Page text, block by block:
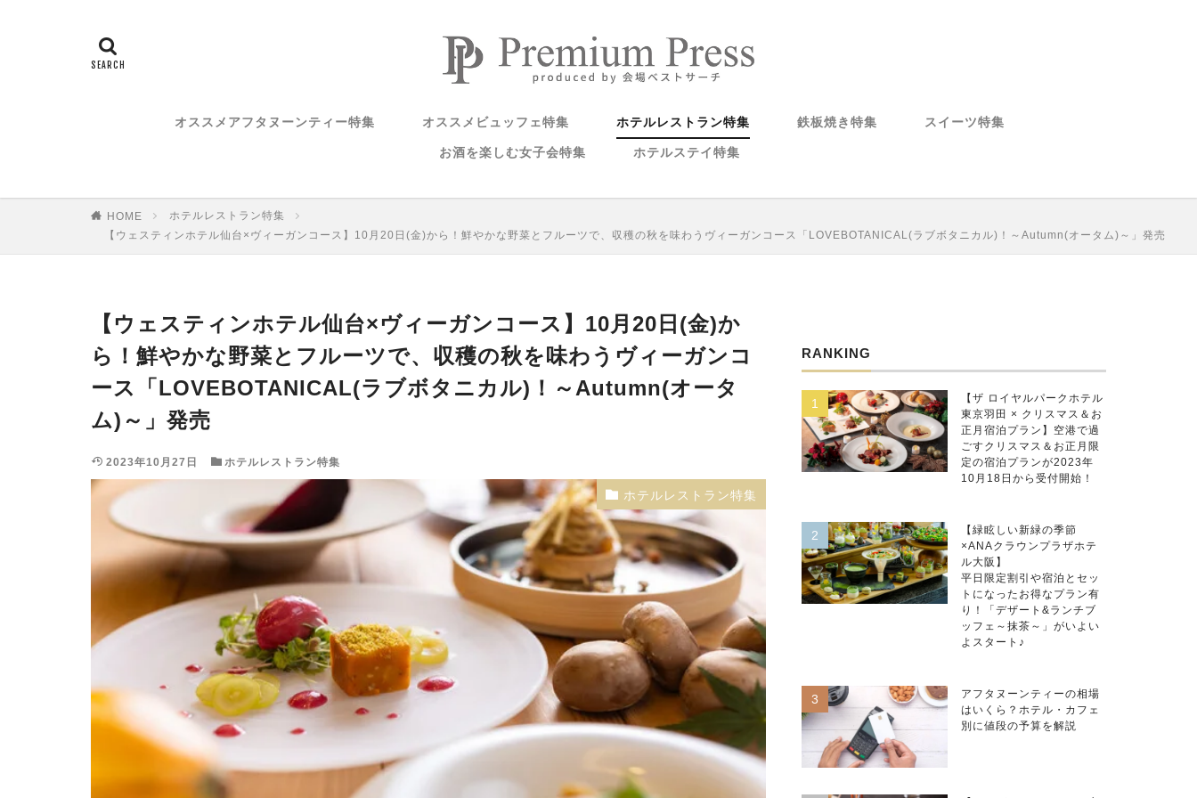
オススメアフタヌーンティー特集 オススメビュッフェ特集 ホテルレストラン特集 鉄板焼き特集 スイーツ特集
お酒を楽しむ女子会特集 ホテルステイ特集
HOME
ホテルレストラン特集
【ウェスティンホテル仙台×ヴィーガンコース】10月20日(金)から！鮮やかな野菜とフルーツで、収穫の秋を味わうヴィーガンコース「LOVEBOTANICAL(ラブボタニカル)！～Autumn(オータム)～」発売
【ウェスティンホテル仙台×ヴィーガンコース】10月20日(金)か
ら！鮮やかな野菜とフルーツで、収穫の秋を味わうヴィーガンコ
ース「LOVEBOTANICAL(ラブボタニカル)！～Autumn(オータ
ム)～」発売
2023年10月27日 ホテルレストラン特集
ホテルレストラン特集
RANKING
【ザ ロイヤルパークホテル
東京羽田 × クリスマス＆お
正月宿泊プラン】空港で過
ごすクリスマス＆お正月限
定の宿泊プランが2023年
10月18日から受付開始！
【緑眩しい新緑の季節
×ANAクラウンプラザホテ
ル大阪】
平日限定割引や宿泊とセッ
トになったお得なプラン有
り！「デザート&ランチブ
ッフェ～抹茶～」がいよい
よスタート♪
アフタヌーンティーの相場
はいくら？ホテル・カフェ
別に値段の予算を解説